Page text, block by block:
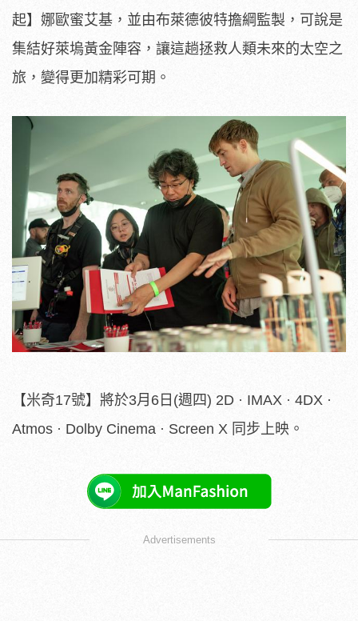
起】娜歐蜜艾基，並由布萊德彼特擔綱監製， 可說是
集結好萊塢黃金陣容，讓這趟拯救人類未來的太空之
旅， 變得更加精彩可期。
【米奇17號】將於3月6日(週四) 2D · IMAX · 4DX ·
Atmos · Dolby Cinema · Screen X 同步上映。
Advertisements